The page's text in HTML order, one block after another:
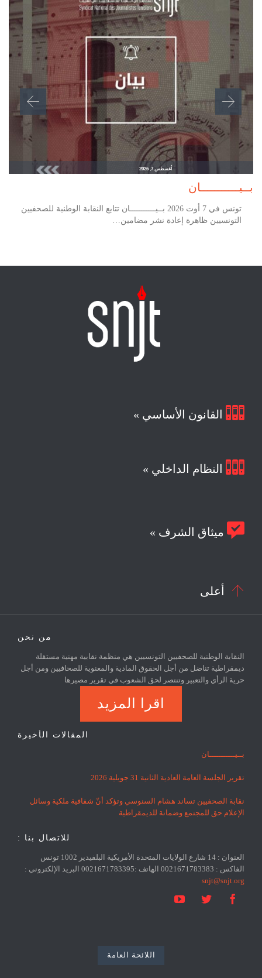
أغسطس 7, 2026
بــيـــــــــــان
تونس في 7 أوت 2026 بــيـــــــــــان تتابع النقابة الوطنية للصحفيين
التونسيين ظاهرة إعادة نشر مضامين…
 القانون الأساسي »
 النظام الداخلي »
 ميثاق الشرف »
 أعلى
من نحن
النقابة الوطنية للصحفيين التونسيين هي منظمة نقابية مهنية مستقلة
ديمقراطية تناضل من أجل الحقوق المادية والمعنوية للصحافيين ومن أجل
حرية الرأي والتعبير وتنتصر لحق الشعوب في تقرير مصيرها
اقرا المزيد
المقالات الأخيرة
بــيـــــــــــان
تقرير الجلسة العامة العادية الثانية 31 جويلية 2026
نقابة الصحفيين تساند هشام السنوسي وتؤكد أنّ شفافية ملكية وسائل
الإعلام حق للمجتمع وضمانة للديمقراطية
للاتصال بنا :
العنوان : 14 شارع الولايات المتحدة الأمريكية البلفيدير 1002 تونس
الفاكس : 0021671783383 الهاتف :0021671783395 البريد الإلكتروني :
snjt@snjt.org



اللائحة العامة